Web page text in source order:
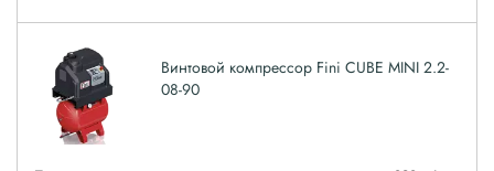
Винтовой компрессор Fini CUBE MINI 2.2-
08-90